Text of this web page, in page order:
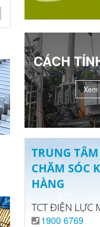
CÁCH
Xem
TRUNG TÂM
CHĂM SÓC
HÀNG
TCT ĐIỆN LỰC
1900 6769